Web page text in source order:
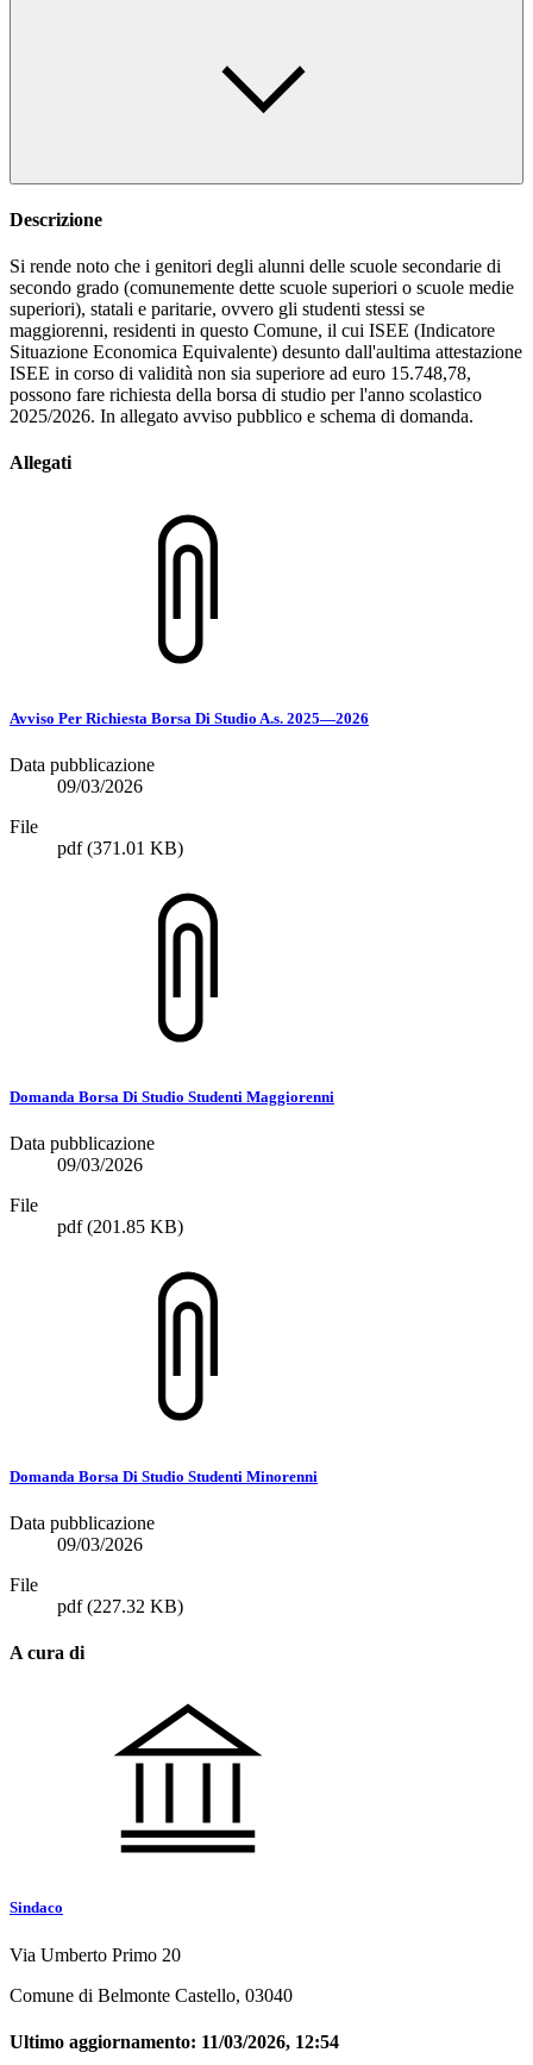
Descrizione
Si rende noto che i genitori degli alunni delle scuole secondarie di
secondo grado (comunemente dette scuole superiori o scuole medie
superiori), statali e paritarie, ovvero gli studenti stessi se
maggiorenni, residenti in questo Comune, il cui ISEE (Indicatore
Situazione Economica Equivalente) desunto dall'aultima attestazione
ISEE in corso di validità non sia superiore ad euro 15.748,78,
possono fare richiesta della borsa di studio per l'anno scolastico
2025/2026. In allegato avviso pubblico e schema di domanda.
Allegati
Avviso Per Richiesta Borsa Di Studio A.s. 2025—2026
Data pubblicazione
09/03/2026
File
pdf(371.01 KB)
Domanda Borsa Di Studio Studenti Maggiorenni
Data pubblicazione
09/03/2026
File
pdf(201.85 KB)
Domanda Borsa Di Studio Studenti Minorenni
Data pubblicazione
09/03/2026
File
pdf(227.32 KB)
A cura di
Sindaco
Via Umberto Primo 20
Comune di Belmonte Castello, 03040
Ultimo aggiornamento: 11/03/2026, 12:54